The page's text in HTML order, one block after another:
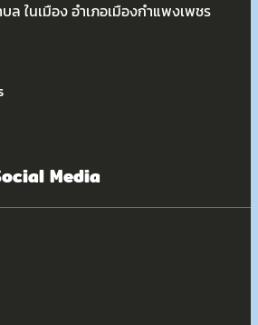
ล ในเมือง อำเภอเมืองกำแพงเพชร
Media